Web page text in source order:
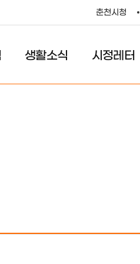
춘천시청
생활소식 시정레터